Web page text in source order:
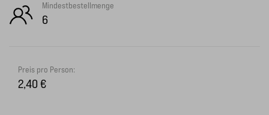
Mindestbestellmenge
6
Preis pro Person:
2,40 €